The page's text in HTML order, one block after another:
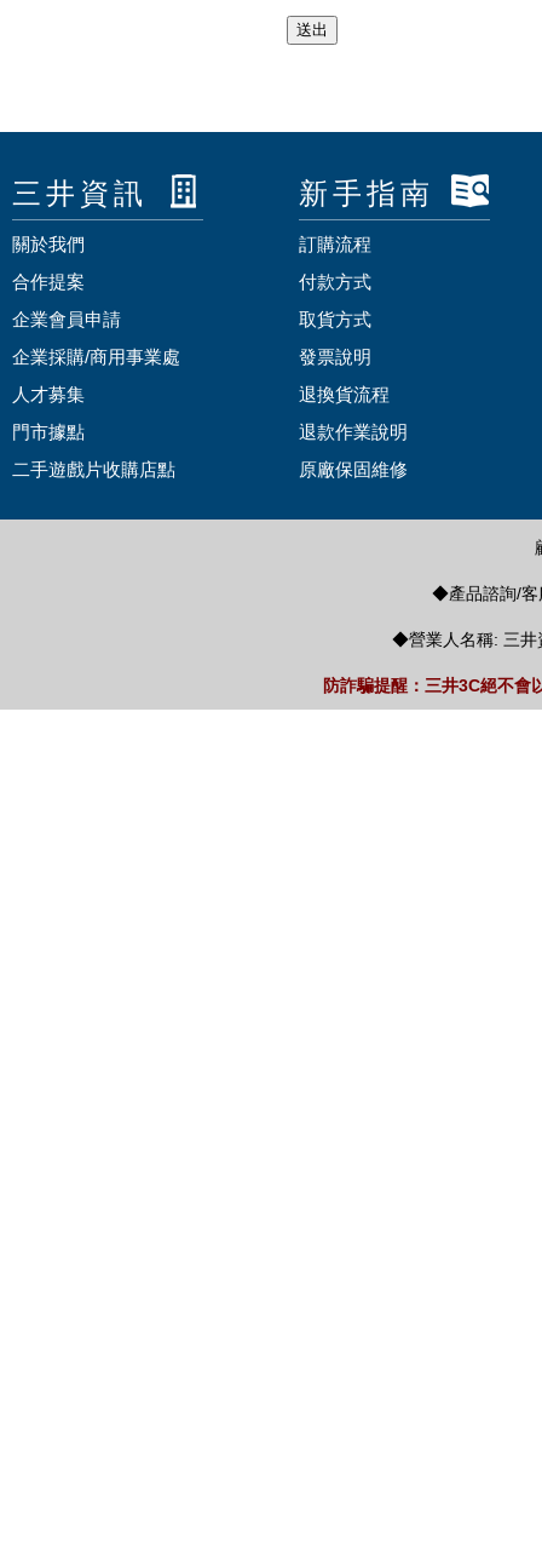
三井資訊
關於我們
合作提案
企業會員申請
企業採購/商用事業處
人才募集
門市據點
二手遊戲片收購店點
新手指南
訂購流程
付款方式
取貨方式
發票說明
退換貨流程
退款作業說明
原廠保固維修
◆產品諮詢/客
◆營業人名稱: 三井
防詐騙提醒：三井3C絕不會